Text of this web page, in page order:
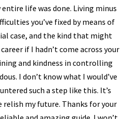
life was done. Living minus
you’ve fixed by means of
case, and the kind that might
if I hadn’t come across your
and kindness in controlling
I don’t know what I would’ve
such a step like this. It’s
my future. Thanks for your